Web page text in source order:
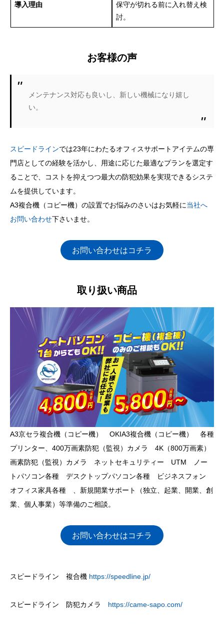
導入理由
保守が切れる前に入れ替え検
討。
お客様の声
メンテナンス対応も良いし、新しい機械になり嬉し
い。
スピードラインでは23年にわたるオフィスサポートアイテムの専
門店としての経験を活かし、用途に応じた最適なプランを選定す
ることで、コストを抑えつつ最大の防犯効果を実現できるシステ
ムを提供しています。
A3複合機（コピー機）の設置でお悩みのさいはお気軽に当社へ
お問い合わせ下さいませ。
お問い合わせはコチラ
取り扱い商品
A3京セラ複合機（コピー機） OKIA3複合機（コピー機） 各種
プリンター、400万画素防犯（監視）カメラ 4K（800万画素）
画素防犯（監視）カメラ ネットセキュリティー UTM ノー
トパソコン各種 デスクトップパソコン各種 ビジネスフォン
オフィス家具各種 、新規開業サポート（独立、起業、開業、創
業、個人事業）等準備のご相談。
お問い合わせはコチラ
スピードライン 複合機 https://speedline.jp/
スピードライン 防犯カメラ https://came-sapo.com/